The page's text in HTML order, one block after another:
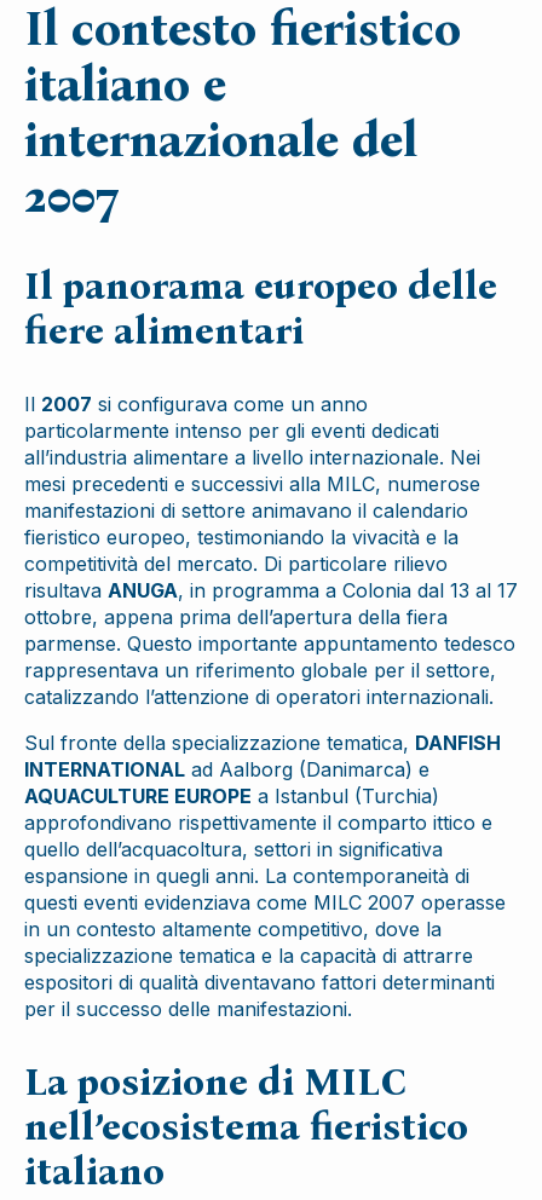
Il contesto fieristico
italiano e
internazionale del
2007
Il panorama europeo delle
fiere alimentari
Il 2007 si configurava come un anno
particolarmente intenso per gli eventi dedicati
all’industria alimentare a livello internazionale. Nei
mesi precedenti e successivi alla MILC, numerose
manifestazioni di settore animavano il calendario
fieristico europeo, testimoniando la vivacità e la
competitività del mercato. Di particolare rilievo
risultava ANUGA, in programma a Colonia dal 13 al 17
ottobre, appena prima dell’apertura della fiera
parmense. Questo importante appuntamento tedesco
rappresentava un riferimento globale per il settore,
catalizzando l’attenzione di operatori internazionali.
Sul fronte della specializzazione tematica, DANFISH
INTERNATIONAL ad Aalborg (Danimarca) e
AQUACULTURE EUROPE a Istanbul (Turchia)
approfondivano rispettivamente il comparto ittico e
quello dell’acquacoltura, settori in significativa
espansione in quegli anni. La contemporaneità di
questi eventi evidenziava come MILC 2007 operasse
in un contesto altamente competitivo, dove la
specializzazione tematica e la capacità di attrarre
espositori di qualità diventavano fattori determinanti
per il successo delle manifestazioni.
La posizione di MILC
nell’ecosistema fieristico
italiano